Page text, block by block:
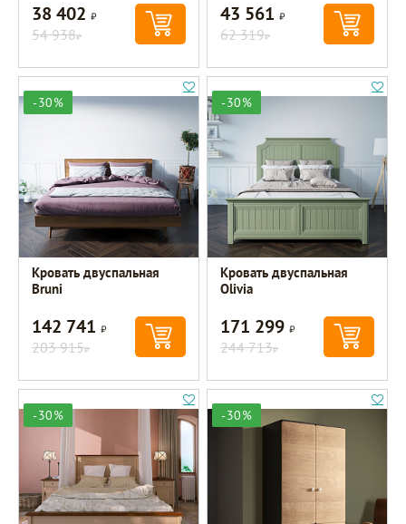
38 402Р
54 938Р
43 561Р
62 319Р
-30%
Кровать двуспальная
Bruni
142 741Р
203 915Р
-30%
Кровать двуспальная
Olivia
171 299Р
244 713Р
-30% -30%